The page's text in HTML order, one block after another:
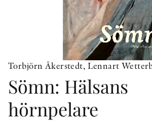
YUKIKO
Torbjörn Åkerstedt, Lennart
Sömn: Hälsans
hörnpelare